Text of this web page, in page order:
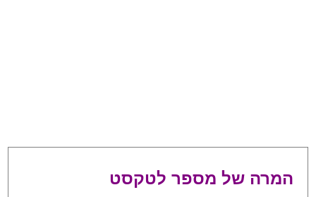
המרה של מספר לטקסט